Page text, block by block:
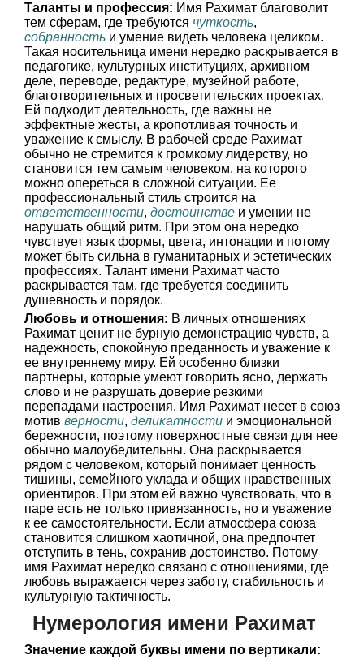
Таланты и профессия: Имя Рахимат благоволит
тем сферам, где требуются чуткость,
собранность и умение видеть человека целиком.
Такая носительница имени нередко раскрывается в
педагогике, культурных институциях, архивном
деле, переводе, редактуре, музейной работе,
благотворительных и просветительских проектах.
Ей подходит деятельность, где важны не
эффектные жесты, а кропотливая точность и
уважение к смыслу. В рабочей среде Рахимат
обычно не стремится к громкому лидерству, но
становится тем самым человеком, на которого
можно опереться в сложной ситуации. Ее
профессиональный стиль строится на
ответственности, достоинстве и умении не
нарушать общий ритм. При этом она нередко
чувствует язык формы, цвета, интонации и потому
может быть сильна в гуманитарных и эстетических
профессиях. Талант имени Рахимат часто
раскрывается там, где требуется соединить
душевность и порядок.
Любовь и отношения: В личных отношениях
Рахимат ценит не бурную демонстрацию чувств, а
надежность, спокойную преданность и уважение к
ее внутреннему миру. Ей особенно близки
партнеры, которые умеют говорить ясно, держать
слово и не разрушать доверие резкими
перепадами настроения. Имя Рахимат несет в союз
мотив верности, деликатности и эмоциональной
бережности, поэтому поверхностные связи для нее
обычно малоубедительны. Она раскрывается
рядом с человеком, который понимает ценность
тишины, семейного уклада и общих нравственных
ориентиров. При этом ей важно чувствовать, что в
паре есть не только привязанность, но и уважение
к ее самостоятельности. Если атмосфера союза
становится слишком хаотичной, она предпочтет
отступить в тень, сохранив достоинство. Потому
имя Рахимат нередко связано с отношениями, где
любовь выражается через заботу, стабильность и
культурную тактичность.
Нумерология имени Рахимат
Значение каждой буквы имени по вертикали: